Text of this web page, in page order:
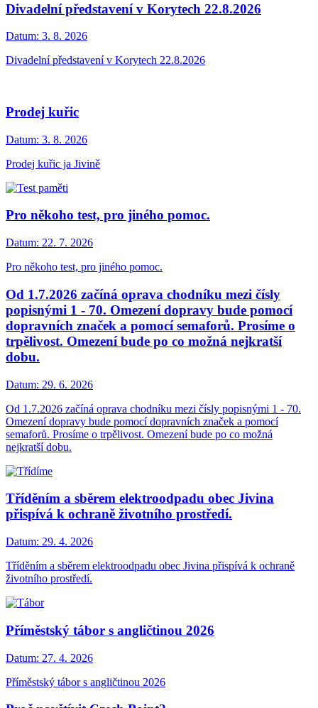
Divadelní představení v Korytech 22.8.2026
Datum: 3. 8. 2026
Divadelní představení v Korytech 22.8.2026
Prodej kuřic
Datum: 3. 8. 2026
Prodej kuřic ja Jivině
Pro někoho test, pro jiného pomoc.
Datum: 22. 7. 2026
Pro někoho test, pro jiného pomoc.
Od 1.7.2026 začíná oprava chodníku mezi čísly
popisnými 1 - 70. Omezení dopravy bude pomocí
dopravních značek a pomocí semaforů. Prosíme o
trpělivost. Omezení bude po co možná nejkratší
dobu.
Datum: 29. 6. 2026
Od 1.7.2026 začíná oprava chodníku mezi čísly popisnými 1 - 70.
Omezení dopravy bude pomocí dopravních značek a pomocí
semaforů. Prosíme o trpělivost. Omezení bude po co možná
nejkratší dobu.
Tříděním a sběrem elektroodpadu obec Jivina
přispívá k ochraně životního prostředí.
Datum: 29. 4. 2026
Tříděním a sběrem elektroodpadu obec Jivina přispívá k ochraně
životního prostředí.
Příměstský tábor s angličtinou 2026
Datum: 27. 4. 2026
Příměstský tábor s angličtinou 2026